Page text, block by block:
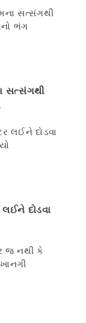
સત્સંગથી
લઈને દોડવા